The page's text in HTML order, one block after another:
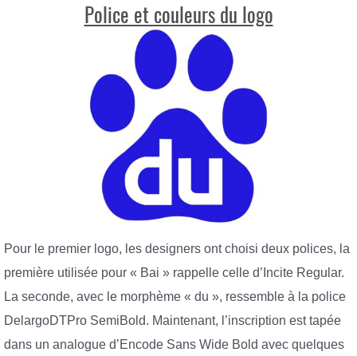
Police et couleurs du logo
Pour le premier logo, les designers ont choisi deux polices, la
première utilisée pour « Bai » rappelle celle d’Incite Regular.
La seconde, avec le morphème « du », ressemble à la police
DelargoDTPro SemiBold. Maintenant, l’inscription est tapée
dans un analogue d’Encode Sans Wide Bold avec quelques